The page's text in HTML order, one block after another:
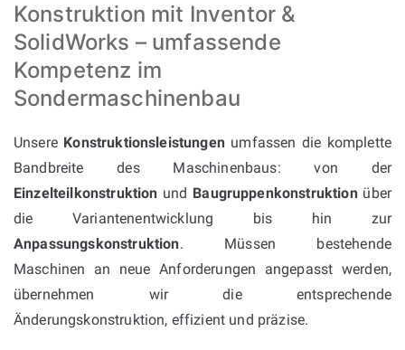
Konstruktion mit Inventor &
SolidWorks – umfassende
Kompetenz im
Sondermaschinenbau
Unsere Konstruktionsleistungenumfassen die komplette
Bandbreite des Maschinenbaus: von der
Einzelteilkonstruktion und Baugruppenkonstruktionüber
die Variantenentwicklung bis hin zur
Anpassungskonstruktion. Müssen bestehende
Maschinen an neue Anforderungen angepasst werden,
übernehmen wir die entsprechende
Änderungskonstruktion, effizient und präzise.